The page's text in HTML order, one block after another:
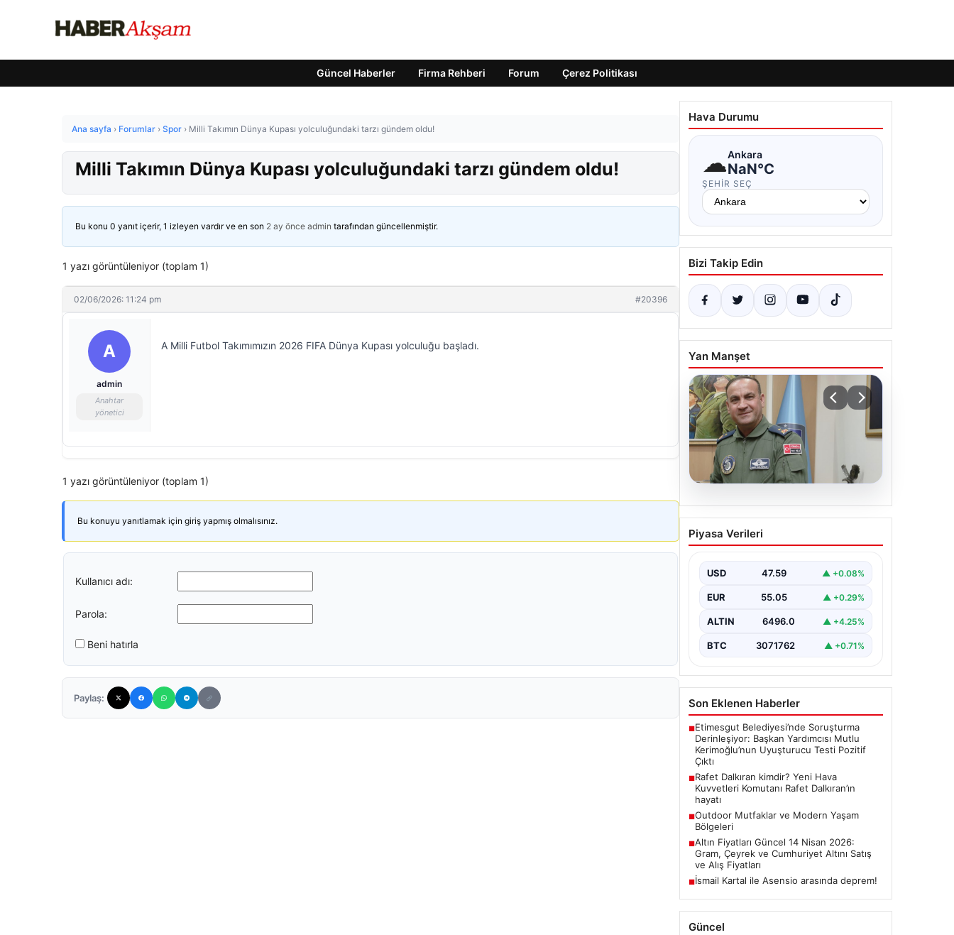
Güncel Haberler Firma Rehberi Forum Çerez Politikası
Ana sayfa › Forumlar › Spor › Milli Takımın Dünya Kupası yolculuğundaki tarzı gündem oldu!
Milli Takımın Dünya Kupası yolculuğundaki tarzı gündem oldu!
Bu konu 0 yanıt içerir, 1 izleyen vardır ve en son 2 ay önce admin tarafından güncellenmiştir.
1 yazı görüntüleniyor (toplam 1)
02/06/2026: 11:24 pm #20396
A
admin
Anahtar
yönetici
A Milli Futbol Takımımızın 2026 FIFA Dünya Kupası yolculuğu başladı.
1 yazı görüntüleniyor (toplam 1)
Bu konuyu yanıtlamak için giriş yapmış olmalısınız.
Kullanıcı adı:
Parola:
Beni hatırla
Paylaş:
Hava Durumu
☁Ankara
NaN°C
ŞEHIR SEÇ
Bizi Takip Edin
Yan Manşet
05.08.2026
Rafet Dalkıran kimdir?
Yeni Hava Kuvvetleri
hayatı
Piyasa Verileri
USD 47.59 ▲ +0.08%
EUR 55.05 ▲ +0.29%
ALTIN 6496.0 ▲ +4.25%
BTC 3071762 ▲ +0.71%
Son Eklenen Haberler
■Etimesgut Belediyesi’nde Soruşturma
Derinleşiyor: Başkan Yardımcısı Mutlu
Kerimoğlu’nun Uyuşturucu Testi Pozitif
Çıktı
■Rafet Dalkıran kimdir? Yeni Hava
Kuvvetleri Komutanı Rafet Dalkıran’ın
hayatı
■Outdoor Mutfaklar ve Modern Yaşam
Bölgeleri
■Altın Fiyatları Güncel 14 Nisan 2026:
Gram, Çeyrek ve Cumhuriyet Altını Satış
ve Alış Fiyatları
■İsmail Kartal ile Asensio arasında deprem!
Güncel